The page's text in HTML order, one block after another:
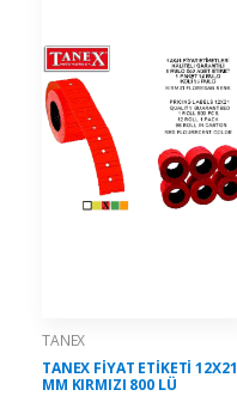
TANEX
TANEX FİYAT ETİKETİ 12X21
MM KIRMIZI 800 LÜ